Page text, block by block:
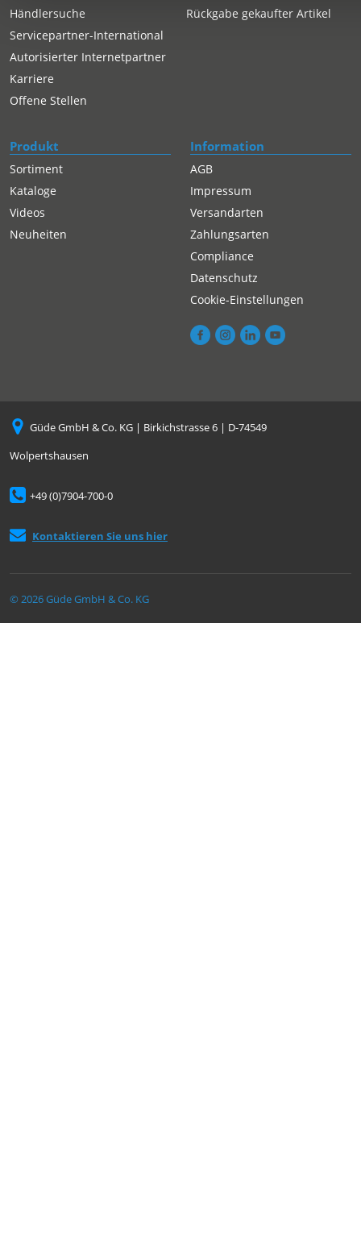
Händlersuche
Servicepartner-International
Autorisierter Internetpartner
Karriere
Offene Stellen
Rückgabe gekaufter Artikel
Produkt
Sortiment
Kataloge
Videos
Neuheiten
Information
AGB
Impressum
Versandarten
Zahlungsarten
Compliance
Datenschutz
Cookie-Einstellungen
Güde GmbH & Co. KG | Birkichstrasse 6 | D-74549
Wolpertshausen
+49 (0)7904-700-0
Kontaktieren Sie uns hier
© 2026 Güde GmbH & Co. KG